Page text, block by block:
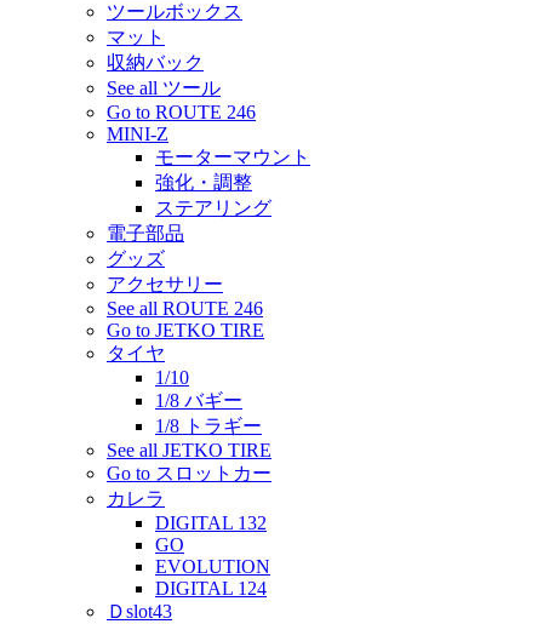
ツールボックス
マット
収納バック
See all ツール
Go to ROUTE 246
MINI-Z
モーターマウント
強化・調整
ステアリング
電子部品
グッズ
アクセサリー
See all ROUTE 246
Go to JETKO TIRE
タイヤ
1/10
1/8 バギー
1/8 トラギー
See all JETKO TIRE
Go to スロットカー
カレラ
DIGITAL 132
GO
EVOLUTION
DIGITAL 124
Ｄslot43